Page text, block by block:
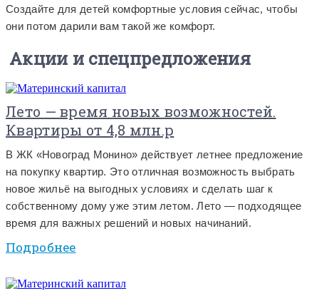
Создайте для детей комфортные условия сейчас, чтобы
они потом дарили вам такой же комфорт.
Акции и спецпредложения
Лето — время новых возможностей.
Квартиры от 4,8 млн.р
В ЖК «Новоград Монино» действует летнее предложение
на покупку квартир. Это отличная возможность выбрать
новое жильё на выгодных условиях и сделать шаг к
собственному дому уже этим летом. Лето — подходящее
время для важных решений и новых начинаний.
Подробнее